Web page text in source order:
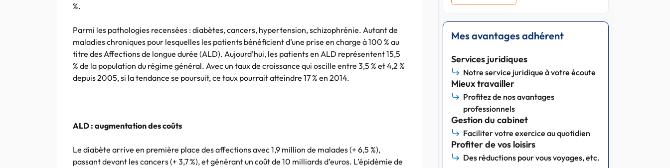
%.
Parmi les pathologies recensées : diabètes, cancers, hypertension, schizophrénie. Autant de
maladies chroniques pour lesquelles les patients bénéficient d’une prise en charge à 100 % au
titre des Affections de longue durée (ALD). Aujourd’hui, les patients en ALD représentent 15,5
% de la population du régime général. Avec un taux de croissance qui oscille entre 3,5 % et 4,2 %
depuis 2005, si la tendance se poursuit, ce taux pourrait atteindre 17 % en 2014.
ALD : augmentation des coûts
Le diabète arrive en première place des affections avec 1,9 million de malades (+ 6,5 %),
passant devant les cancers (+ 3,7 %), et générant un coût de 10 milliards d’euros. L’épidémie de
Mes avantages adhérent
Services juridiques
Notre service juridique à votre écoute
Mieux travailler
Profitez de nos avantages
professionnels
Gestion du cabinet
Faciliter votre exercice au quotidien
Profiter de vos loisirs
Des réductions pour vous voyages, etc.